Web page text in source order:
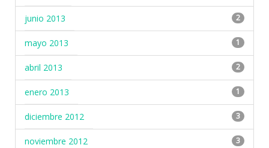
junio 2013 2
mayo 2013 1
abril 2013 2
enero 2013 1
diciembre 2012 3
noviembre 2012 3